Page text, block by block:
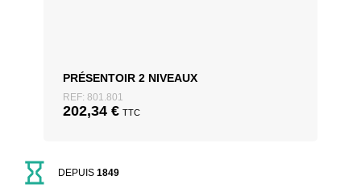
PRÉSENTOIR 2 NIVEAUX
REF: 801.801
202,34 € TTC
DEPUIS1849